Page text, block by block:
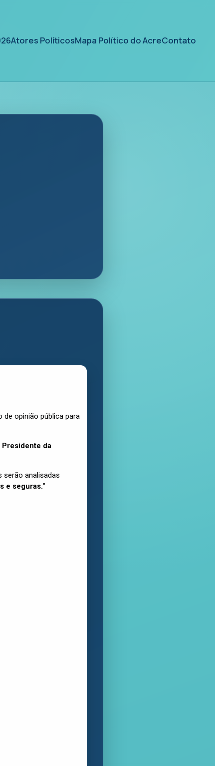
Atores PolíticosMapa Político do AcreContato